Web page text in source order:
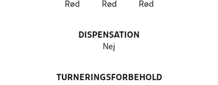
Rød Rød Rød
DISPENSATION
Nej
TURNERINGSFORBEHOLD